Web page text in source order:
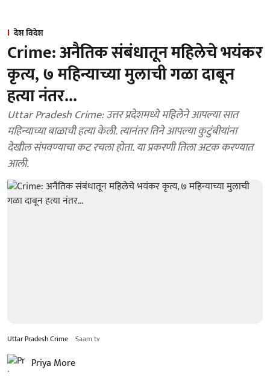
देश विदेश
Crime: अनैतिक संबंधातून महिलेचे भयंकर
कृत्य, ७ महिन्याच्या मुलाची गळा दाबून
हत्या नंतर...
Uttar Pradesh Crime: उत्तर प्रदेशमध्ये महिलेने आपल्या सात
महिन्याच्या बाळाची हत्या केली. त्यानंतर तिने आपल्या कुटुंबीयांना
देखील संपवण्याचा कट रचला होता. या प्रकरणी तिला अटक करण्यात
आली.
Uttar Pradesh Crime Saam tv
Priya More